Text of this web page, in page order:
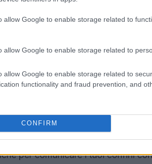
allow Google to enable storage related to
allow Google to enable storage related to
allow Google to enable storage related to
functionality and fraud prevention, and
CONFIRM
chi ci circonda. Ricordo quando ho
per gestire i miei bambini. È
ma ho anche riscoperto la gioia
sensi di colpa
fallimento, ma come una forma di
di fare qualcosa solo per
workshop, affronteremo come
per comunicare i tuoi confini